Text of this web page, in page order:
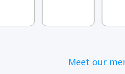
Meet our